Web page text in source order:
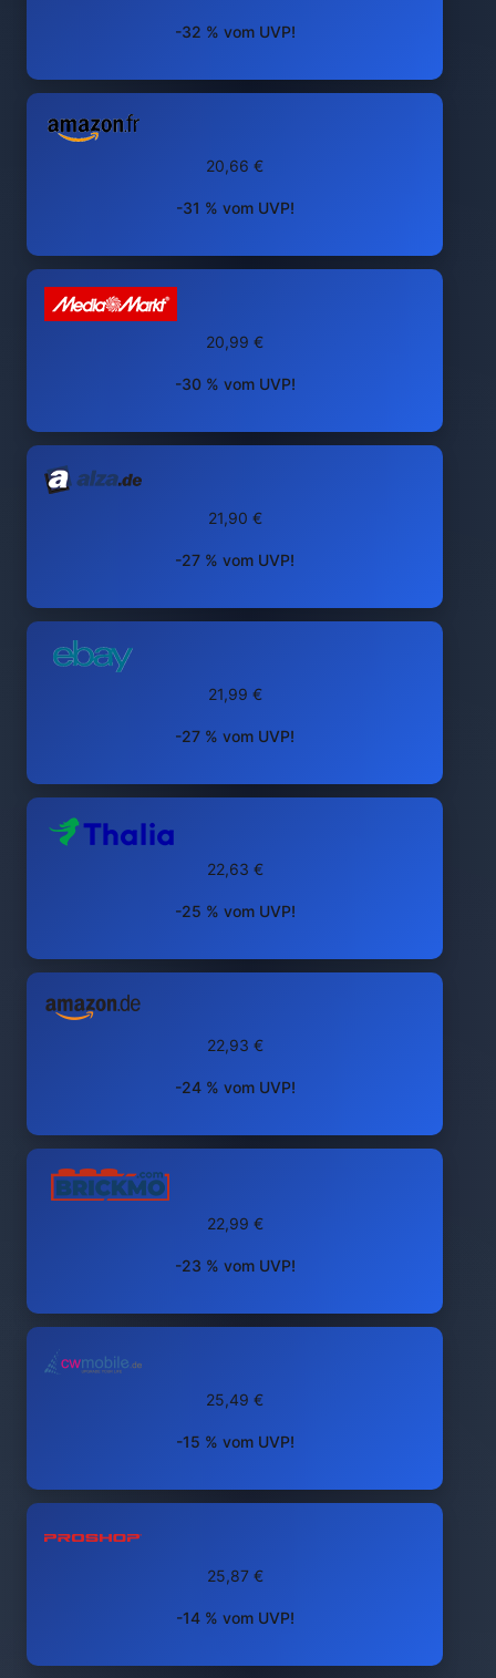
-32 % vom UVP!
20,66 €
-31 % vom UVP!
20,99 €
-30 % vom UVP!
21,90 €
-27 % vom UVP!
21,99 €
-27 % vom UVP!
22,63 €
-25 % vom UVP!
22,93 €
-24 % vom UVP!
22,99 €
-23 % vom UVP!
25,49 €
-15 % vom UVP!
25,87 €
-14 % vom UVP!